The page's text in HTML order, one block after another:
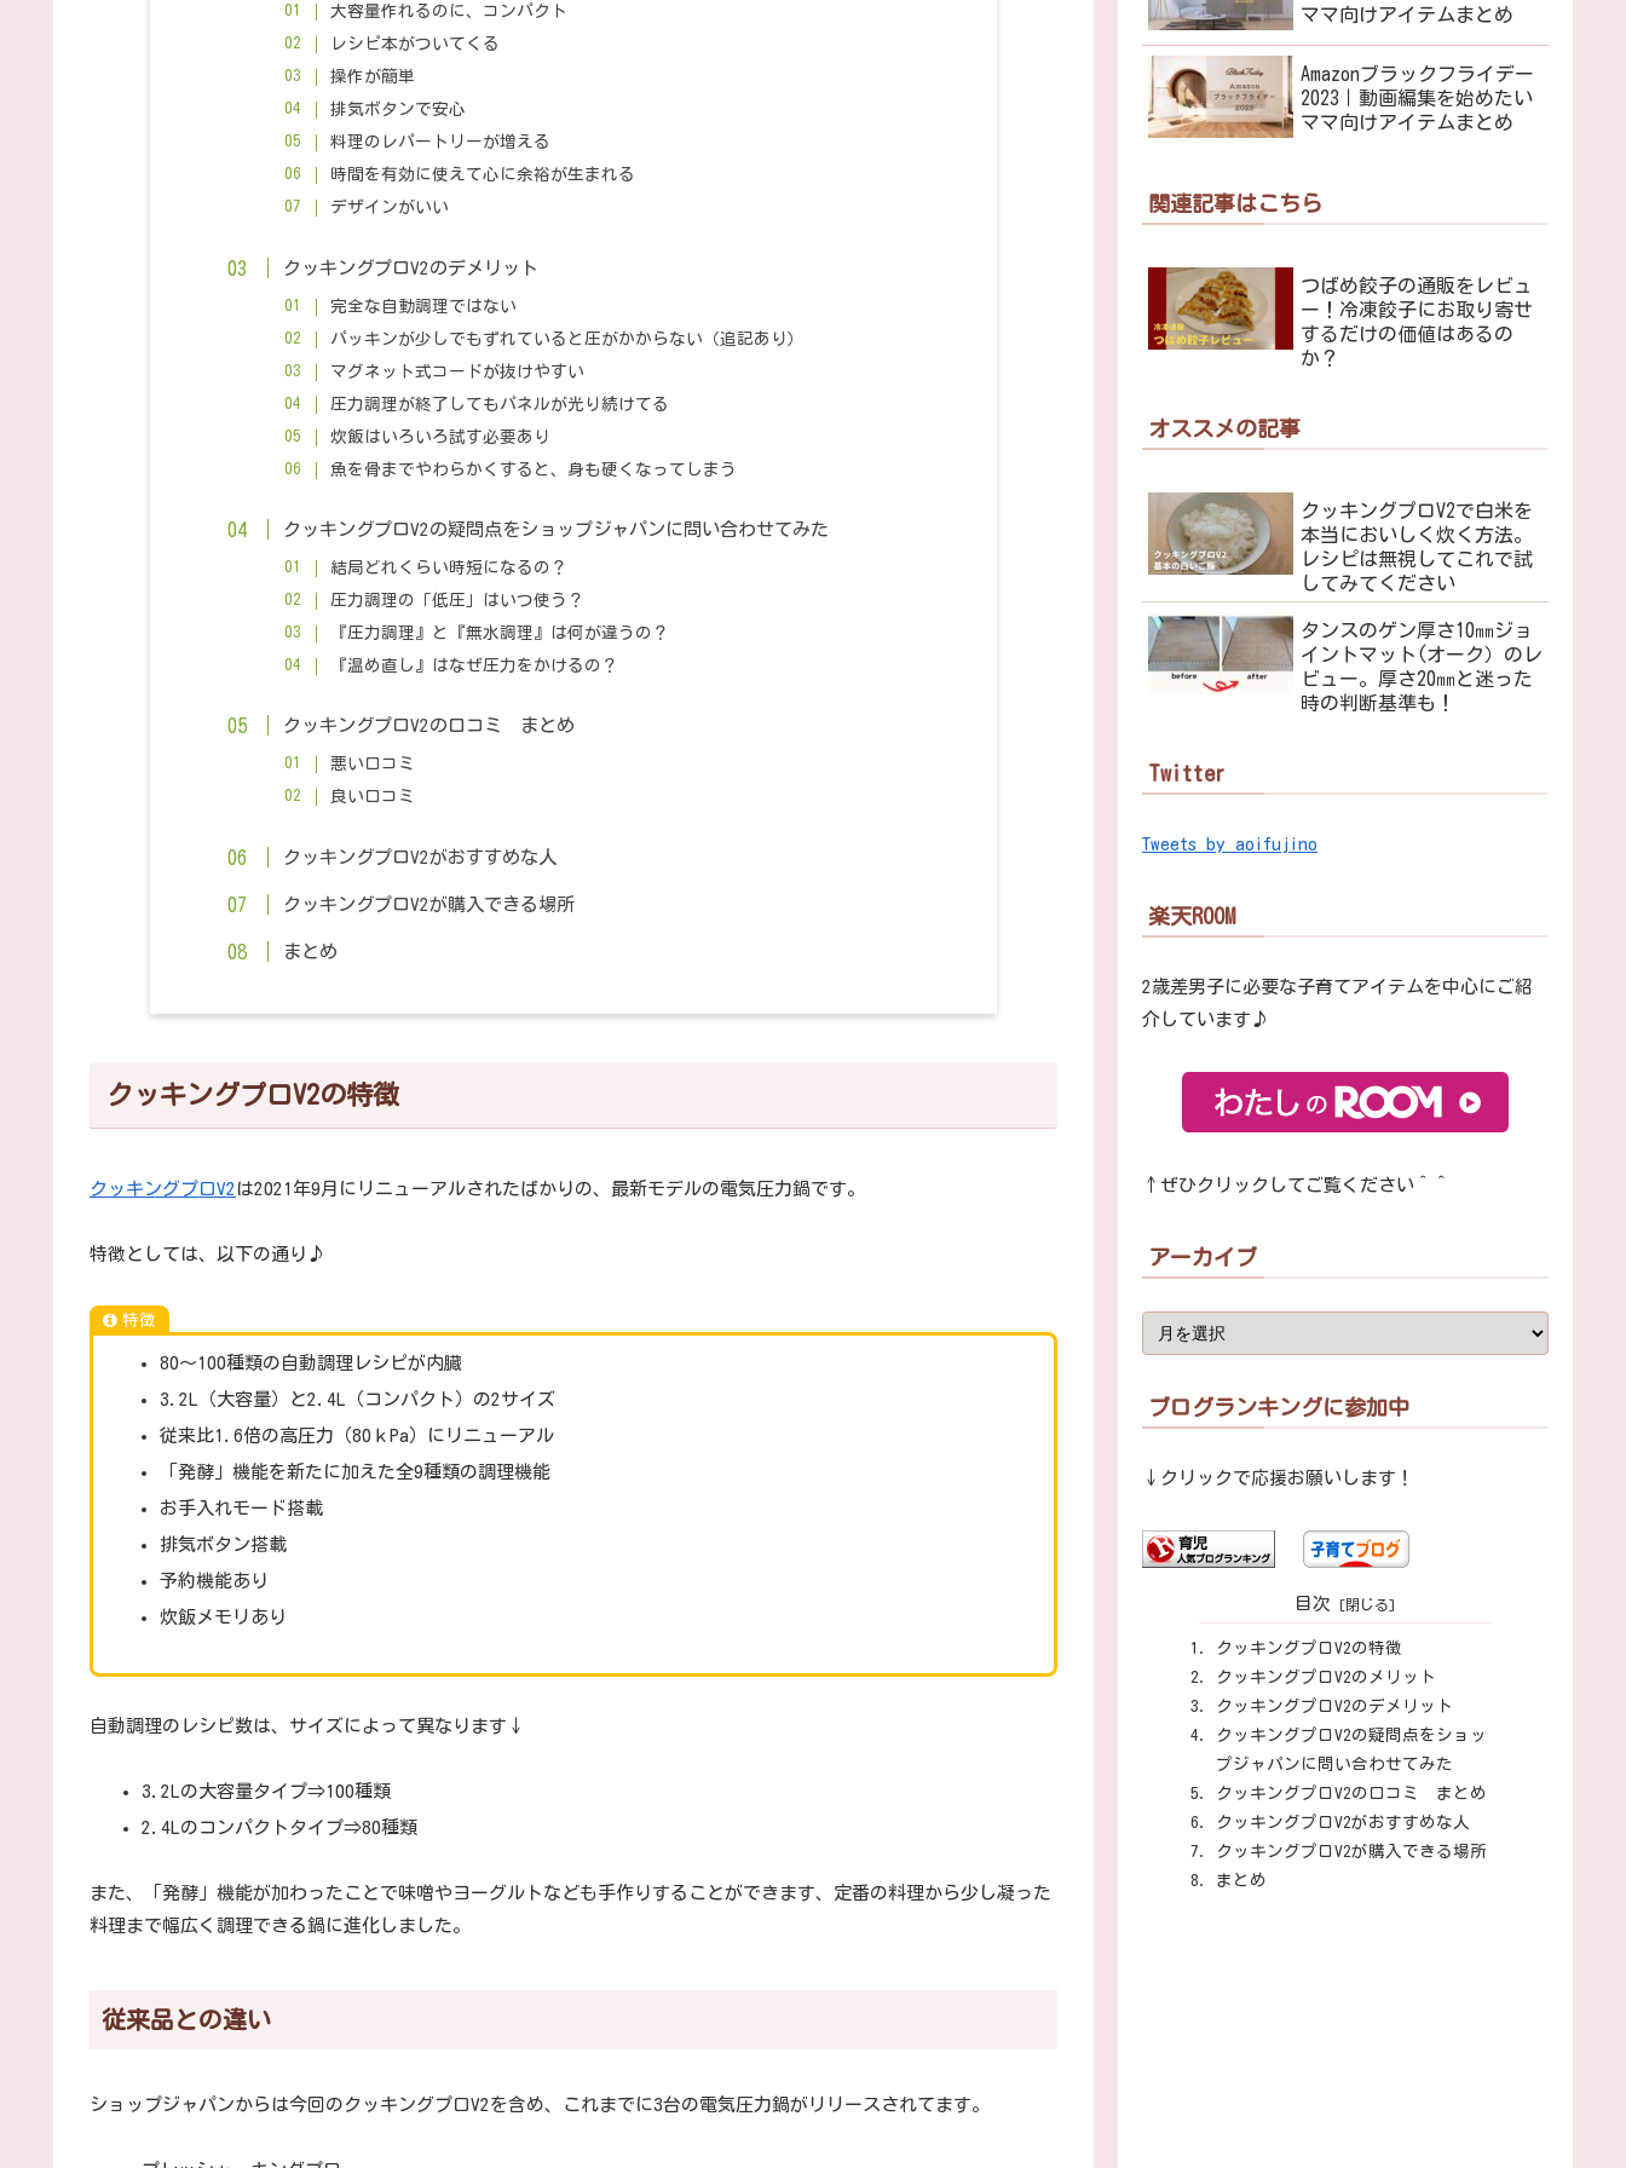
大容量作れるのに、コンパクト
レシピ本がついてくる
操作が簡単
排気ボタンで安心
料理のレパートリーが増える
時間を有効に使えて心に余裕が生まれる
デザインがいい
クッキングプロV2のデメリット
完全な自動調理ではない
パッキンが少しでもずれていると圧がかからない（追記あり）
マグネット式コードが抜けやすい
圧力調理が終了してもパネルが光り続けてる
炊飯はいろいろ試す必要あり
魚を骨までやわらかくすると、身も硬くなってしまう
クッキングプロV2の疑問点をショップジャパンに問い合わせてみた
結局どれくらい時短になるの？
圧力調理の「低圧」はいつ使う？
『圧力調理』と『無水調理』は何が違うの？
『温め直し』はなぜ圧力をかけるの？
クッキングプロV2の口コミ まとめ
悪い口コミ
良い口コミ
クッキングプロV2がおすすめな人
クッキングプロV2が購入できる場所
まとめ
クッキングプロV2の特徴
クッキングプロV2 は2021年9月にリニューアルされたばかりの、最新モデルの電気圧力鍋です。
特徴としては、以下の通り♪
特徴
80～100種類の自動調理レシピが内臓
3.2L（大容量）と2.4L（コンパクト）の2サイズ
従来比1.6倍の高圧力（80ｋPa）にリニューアル
「発酵」機能を新たに加えた全9種類の調理機能
お手入れモード搭載
排気ボタン搭載
予約機能あり
炊飯メモリあり
自動調理のレシピ数は、サイズによって異なります↓
3.2Lの大容量タイプ⇒100種類
2.4Lのコンパクトタイプ⇒80種類
また、「発酵」機能が加わったことで味噌やヨーグルトなども手作りすることができます、定番の料理から少し凝った
料理まで幅広く調理できる鍋に進化しました。
従来品との違い
ショップジャパンからは今回のクッキングプロV2を含め、これまでに3台の電気圧力鍋がリリースされてます。
ママ向けアイテムまとめ
Amazonブラックフライデー
2023｜動画編集を始めたい
ママ向けアイテムまとめ
関連記事はこちら
つばめ餃子の通販をレビュ
ー！冷凍餃子にお取り寄せ
するだけの価値はあるの
か？
オススメの記事
クッキングプロV2で白米を
本当においしく炊く方法。
レシピは無視してこれで試
してみてください
タンスのゲン厚さ10㎜ジョ
イントマット(オーク）のレ
ビュー。厚さ20㎜と迷った
時の判断基準も！
Twitter
Tweets by aoifujino
楽天ROOM
2歳差男子に必要な子育てアイテムを中心にご紹
介しています♪
↑ぜひクリックしてご覧ください＾＾
アーカイブ
ブログランキングに参加中
↓クリックで応援お願いします！
目次
クッキングプロV2の特徴
クッキングプロV2のメリット
クッキングプロV2のデメリット
クッキングプロV2の疑問点をショッ
プジャパンに問い合わせてみた
クッキングプロV2の口コミ まとめ
クッキングプロV2がおすすめな人
クッキングプロV2が購入できる場所
まとめ